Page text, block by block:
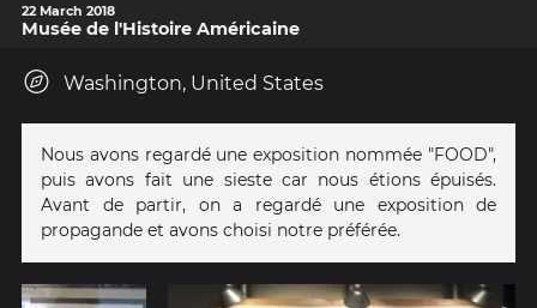
22 March 2018
Musée de l'Histoire Américaine
Washington, United States
Nous avons regardé une exposition nommée "FOOD",
puis avons fait une sieste car nous étions épuisés.
Avant de partir, on a regardé une exposition de
propagande et avons choisi notre préférée.